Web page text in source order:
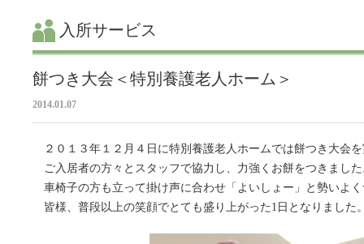
入所サービス
餅つき大会＜特別養護老人ホーム＞
2014.01.07
２０１３年１２月４日に特別養護老人ホームでは餅つき大会
ご入居者の方々とスタッフで協力し、力強くお餅をつきまし
車椅子の方も立って掛け声に合わせ「よいしょー」と勢いよ
皆様、普段以上の笑顔でとても盛り上がった1日となりました